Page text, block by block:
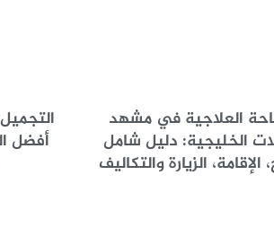
العلاجية في مشهد
الخليجية: دليل شامل
الإقامة، الزيارة والتكاليف
أفضل